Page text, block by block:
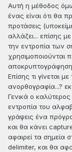
Αυτή η μέθοδος
ένας είναι ότι θα
προτάσεις
αλλάζει... επίσης
την εντροπία των
χρησιμοποιούνται
αποκρυπτογράφηση
Επίσης τι γίνεται
ανορθογραφία...?
Γενικά ο
εντροπία του
γράψεις ένα
και θα κάνει
αφαιρεί τα σημεία
delimiter, και θα